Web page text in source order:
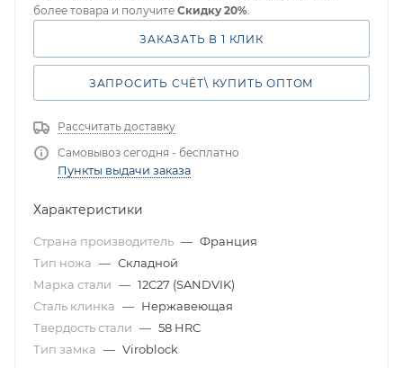
более товара и получите Скидку 20%.
ЗАКАЗАТЬ В 1 КЛИК
ЗАПРОСИТЬ СЧЁТ\ КУПИТЬ ОПТОМ
Рассчитать доставку
Самовывоз сегодня - бесплатно
Пункты выдачи заказа
Характеристики
Страна производитель — Франция
Тип ножа — Складной
Марка стали — 12C27 (SANDVIK)
Сталь клинка — Нержавеющая
Твердость стали — 58 HRC
Тип замка — Viroblock